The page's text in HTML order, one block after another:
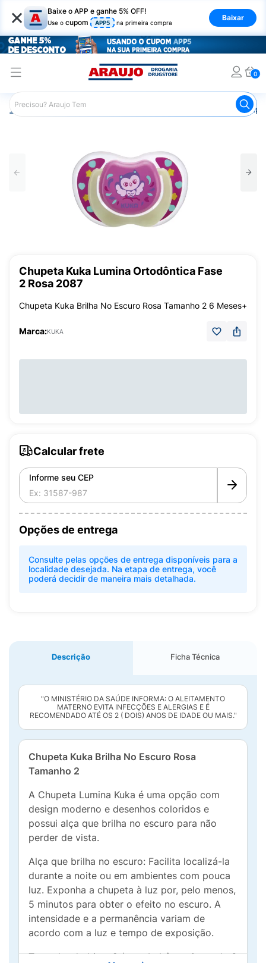
× Baixe o APP e ganhe 5% OFF!
Use o cupom APP5 na primeira compra
Baixar
0
Araujo Infantil
Chupeta Kuka Lumina Ortodôntica Fase
2 Rosa 2087
Chupeta Kuka Brilha No Escuro Rosa Tamanho 2 6 Meses+
Marca:KUKA
Calcular frete
Informe seu CEP
Opções de entrega
Consulte pelas opções de entrega disponíveis para a
localidade desejada. Na etapa de entrega, você
poderá decidir de maneira mais detalhada.
Descrição Ficha Técnica
"O MINISTÉRIO DA SAÚDE INFORMA: O ALEITAMENTO
MATERNO EVITA INFECÇÕES E ALERGIAS E É
RECOMENDADO ATÉ OS 2 ( DOIS) ANOS DE IDADE OU MAIS."
Chupeta Kuka Brilha No Escuro Rosa
Tamanho 2
A Chupeta Lumina Kuka é uma opção com
design moderno e desenhos coloridos e
possui alça que brilha no escuro para não
perder de vista.
Alça que brilha no escuro: Facilita localizá-la
durante a noite ou em ambientes com pouca
luz. Exponha a chupeta à luz por, pelo menos,
5 minutos para obter o efeito no escuro. A
intensidade e a permanência variam de
acordo com a luz e tempo de exposição.
Tamanho do bico: 2 (para bebês maiores de 6